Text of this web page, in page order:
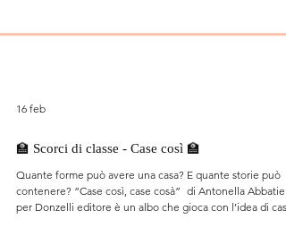
16 feb
🏫 Scorci di classe - Case così 🏫